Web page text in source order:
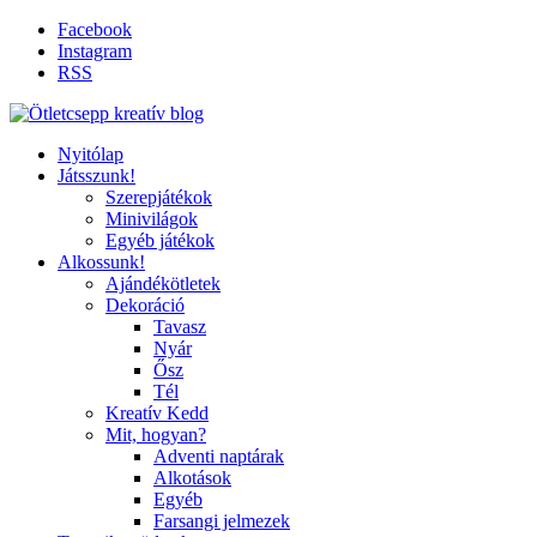
Facebook
Instagram
RSS
Nyitólap
Játsszunk!
Szerepjátékok
Minivilágok
Egyéb játékok
Alkossunk!
Ajándékötletek
Dekoráció
Tavasz
Nyár
Ősz
Tél
Kreatív Kedd
Mit, hogyan?
Adventi naptárak
Alkotások
Egyéb
Farsangi jelmezek